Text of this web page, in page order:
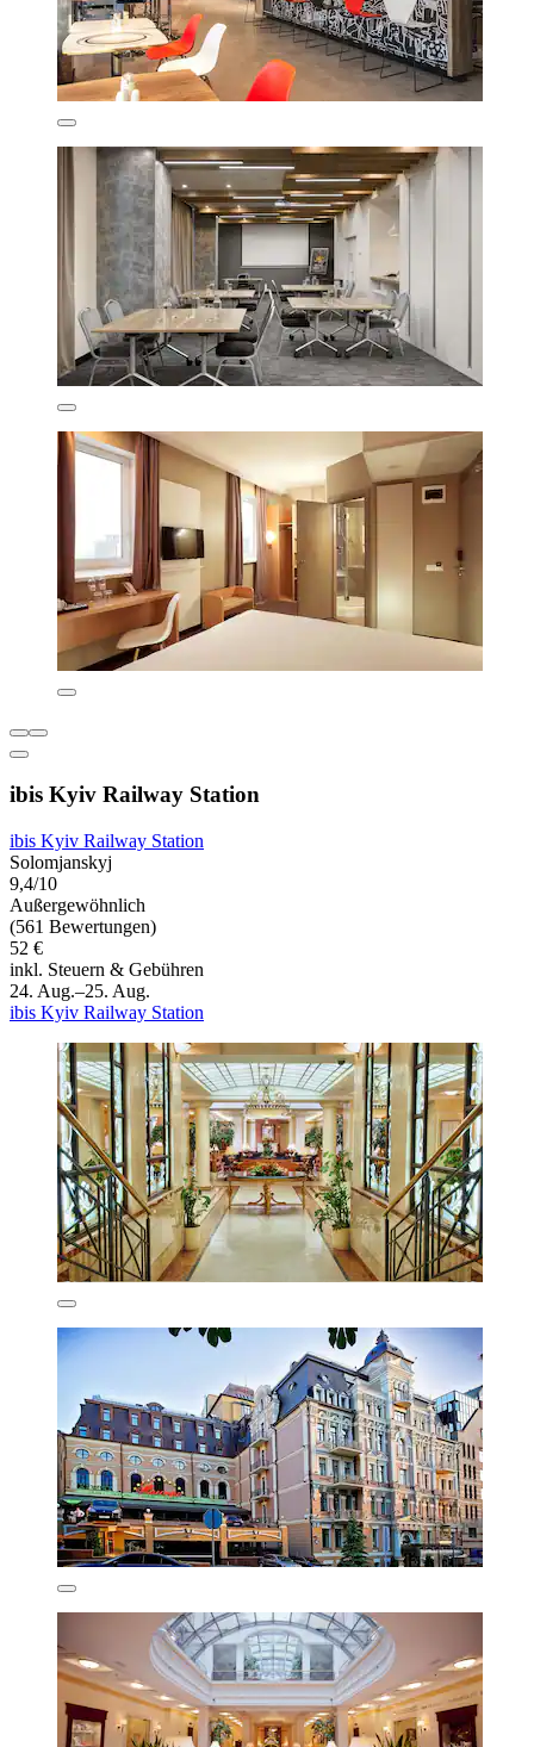
ibis Kyiv Railway Station
ibis Kyiv Railway Station
Solomjanskyj
9,4/10
Außergewöhnlich
(561 Bewertungen)
52 €
inkl. Steuern & Gebühren
24. Aug.–25. Aug.
ibis Kyiv Railway Station